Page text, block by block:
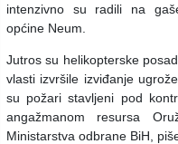
intenzivno su radili na
općine Neum.
Jutros su helikopterske
vlasti izvršile izviđanje
su požari stavljeni pod
angažmanom resursa
Ministarstva odbrane BiH,